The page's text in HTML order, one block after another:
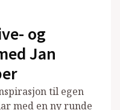
og
Jan
til egen
med en ny runde